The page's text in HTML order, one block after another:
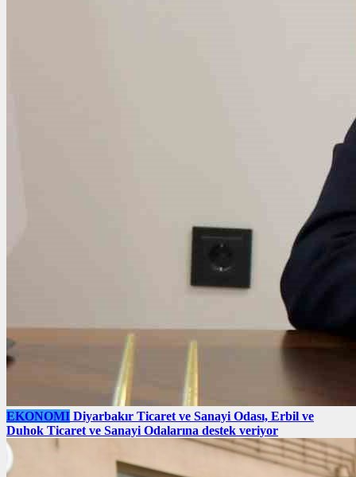
EKONOMI Diyarbakır Ticaret ve Sanayi Odası, Erbil ve
Duhok Ticaret ve Sanayi Odalarına destek veriyor